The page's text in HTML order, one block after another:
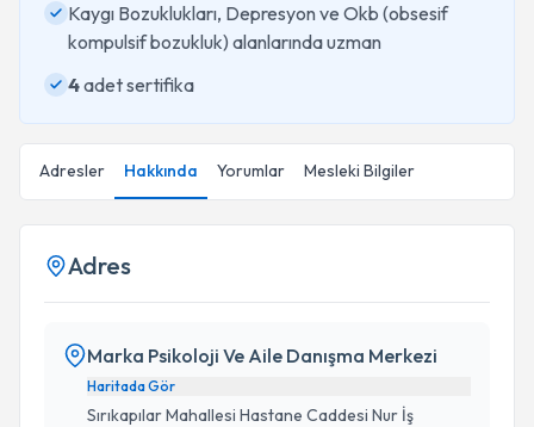
Kaygı Bozuklukları, Depresyon ve Okb (obsesif
kompulsif bozukluk) alanlarında uzman
4adet sertifika
Adresler Hakkında Yorumlar Mesleki Bilgiler
Adres
Marka Psikoloji Ve Aile Danışma Merkezi
Haritada Gör
Sırıkapılar Mahallesi Hastane Caddesi Nur İş